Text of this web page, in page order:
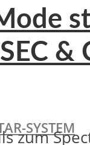
SYSTEM
&
zum